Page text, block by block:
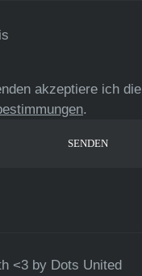
akzeptiere ich die
.
<3 by Dots United